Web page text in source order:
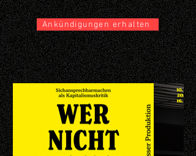
Ankündigungen erhalten